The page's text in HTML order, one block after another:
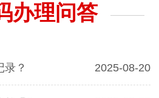
办理问答
？ 2025-08-20